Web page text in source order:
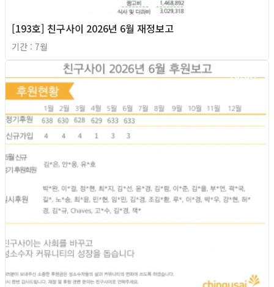
[193호] 친구사이 2026년 6월 재정보고
기간 : 7월
2026년